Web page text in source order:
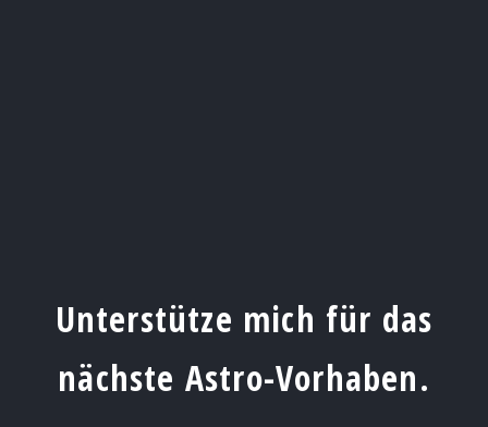
Unterstütze mich für das
nächste Astro-Vorhaben.